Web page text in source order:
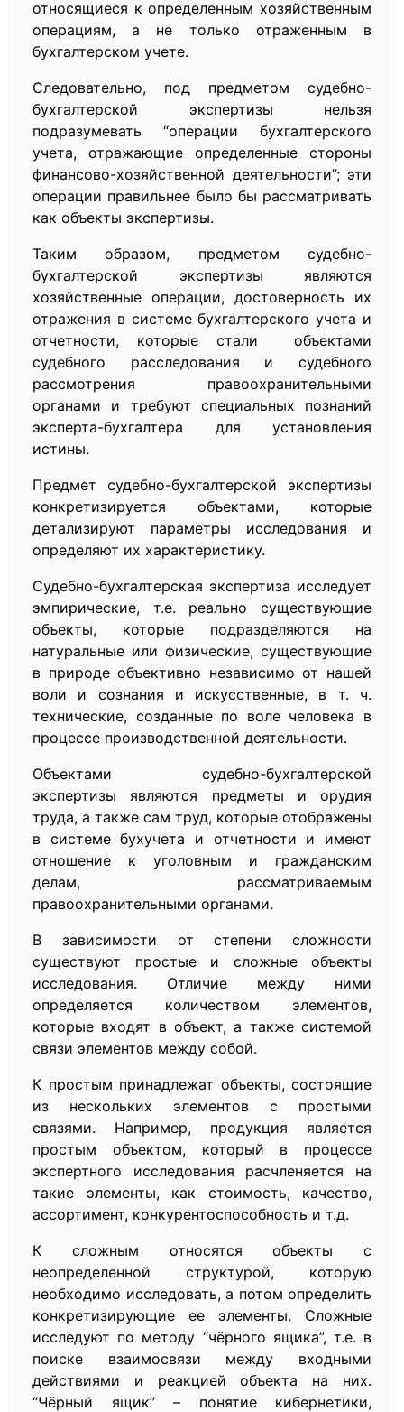
относящиеся к определенным хозяйственным
операциям, а не только отраженным в
бухгалтерском учете.
Следовательно, под предметом судебно-
бухгалтерской экспертизы нельзя
подразумевать “операции бухгалтерского
учета, отражающие определенные стороны
финансово-хозяйственной деятельности”; эти
операции правильнее было бы рассматривать
как объекты экспертизы.
Таким образом, предметом судебно-
бухгалтерской экспертизы являются
хозяйственные операции, достоверность их
отражения в системе бухгалтерского учета и
отчетности, которые стали объектами
судебного расследования и судебного
рассмотрения правоохранительными
органами и требуют специальных познаний
эксперта-бухгалтера для установления
истины.
Предмет судебно-бухгалтерской экспертизы
конкретизируется объектами, которые
детализируют параметры исследования и
определяют их характеристику.
Судебно-бухгалтерская экспертиза исследует
эмпирические, т.е. реально существующие
объекты, которые подразделяются на
натуральные или физические, существующие
в природе объективно независимо от нашей
воли и сознания и искусственные, в т. ч.
технические, созданные по воле человека в
процессе производственной деятельности.
Объектами судебно-бухгалтерской
экспертизы являются предметы и орудия
труда, а также сам труд, которые отображены
в системе бухучета и отчетности и имеют
отношение к уголовным и гражданским
делам, рассматриваемым
правоохранительными органами.
В зависимости от степени сложности
существуют простые и сложные объекты
исследования. Отличие между ними
определяется количеством элементов,
которые входят в объект, а также системой
связи элементов между собой.
К простым принадлежат объекты, состоящие
из нескольких элементов с простыми
связями. Например, продукция является
простым объектом, который в процессе
экспертного исследования расчленяется на
такие элементы, как стоимость, качество,
ассортимент, конкурентоспособность и т.д.
К сложным относятся объекты с
неопределенной структурой, которую
необходимо исследовать, а потом определить
конкретизирующие ее элементы. Сложные
исследуют по методу “чёрного ящика”, т.е. в
поиске взаимосвязи между входными
действиями и реакцией объекта на них.
“Чёрный ящик” – понятие кибернетики,